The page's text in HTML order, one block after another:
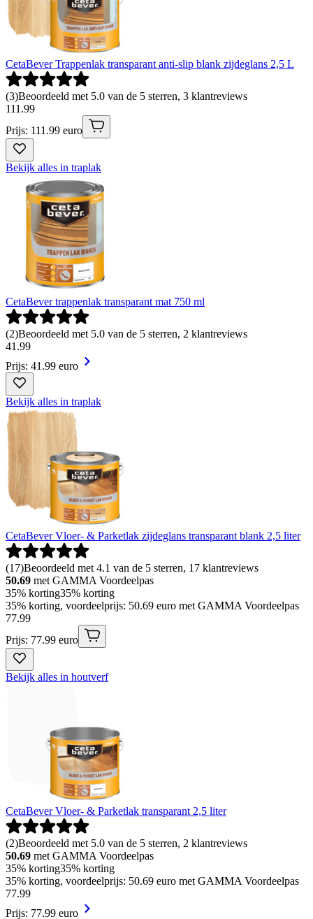
CetaBever Trappenlak transparant anti-slip blank zijdeglans 2,5 L
(3)Beoordeeld met 5.0 van de 5 sterren, 3 klantreviews
111 .99
Prijs: 111.99 euro
Bekijk alles in traplak
CetaBever trappenlak transparant mat 750 ml
(2)Beoordeeld met 5.0 van de 5 sterren, 2 klantreviews
41 .99
Prijs: 41.99 euro
Bekijk alles in traplak
CetaBever Vloer- & Parketlak zijdeglans transparant blank 2,5 liter
(17)Beoordeeld met 4.1 van de 5 sterren, 17 klantreviews
50.69 met GAMMA Voordeelpas
35% korting35% korting
35% korting, voordeelprijs: 50.69 euro met GAMMA Voordeelpas
77.99
Prijs: 77.99 euro
Bekijk alles in houtverf
CetaBever Vloer- & Parketlak transparant 2,5 liter
(2)Beoordeeld met 5.0 van de 5 sterren, 2 klantreviews
50.69 met GAMMA Voordeelpas
35% korting35% korting
35% korting, voordeelprijs: 50.69 euro met GAMMA Voordeelpas
77.99
Prijs: 77.99 euro